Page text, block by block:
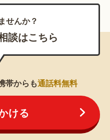
せんか？
談はこちら
帯からも通話料無料
ける